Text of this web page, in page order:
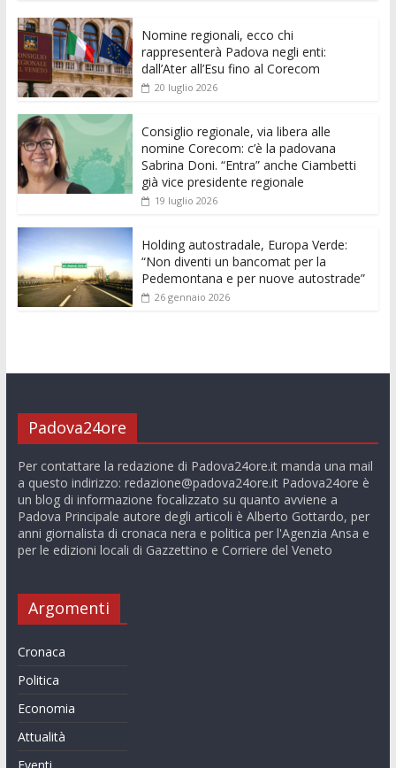
e
b
o
o
k
itt
er l s
A
p
p
ss
e
n
er
di
t
k
e
dI
di
vi
Nomine regionali, ecco chi
rappresenterà Padova negli enti:
dall’Ater all’Esu fino al Corecom
20 luglio 2026
Consiglio regionale, via libera alle
nomine Corecom: c’è la padovana
Sabrina Doni. “Entra” anche Ciambetti
già vice presidente regionale
19 luglio 2026
Holding autostradale, Europa Verde:
“Non diventi un bancomat per la
Pedemontana e per nuove autostrade”
26 gennaio 2026
Padova24ore
Per contattare la redazione di Padova24ore.it manda una mail
a questo indirizzo: redazione@padova24ore.itPadova24ore è
un blog di informazione focalizzato su quanto avviene a
Padova Principale autore degli articoli è Alberto Gottardo, per
anni giornalista di cronaca nera e politica per l'Agenzia Ansa e
per le edizioni locali di Gazzettino e Corriere del Veneto
Argomenti
Cronaca
Politica
Economia
Attualità